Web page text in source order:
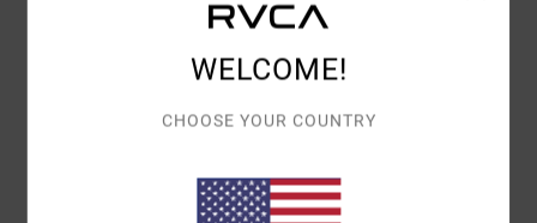
5/5
22. JUNHO 2026
WELCOME!
CHOOSE YOUR COUNTRY